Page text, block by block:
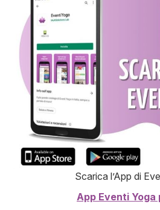
Scarica l’App di
App Eventi Yoga